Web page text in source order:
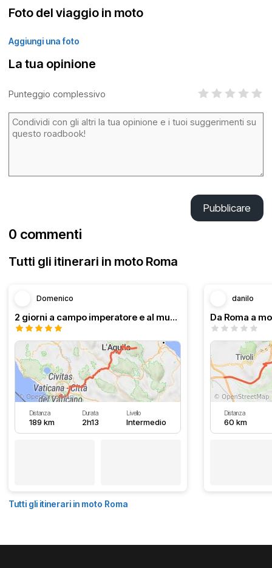
Foto del viaggio in moto
Aggiungi una foto
La tua opinione
Punteggio complessivo
Pubblicare
0 commenti
Tutti gli itinerari in moto Roma
Domenico
2 giorni a campo imperatore e al mucciante
Distanza
189 km
Durata
2h13
Livello
Intermedio
danilo
Distanza
60 km
Tutti gli itinerari in moto Roma